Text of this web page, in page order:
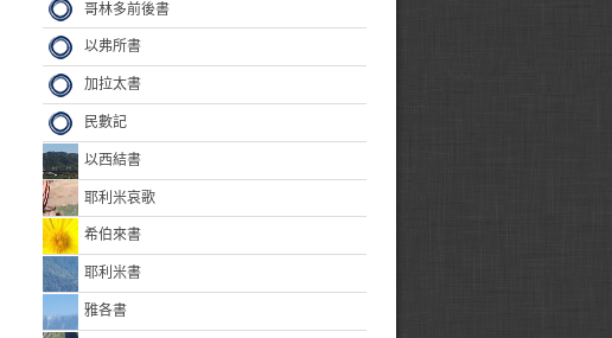
哥林多前後書
以弗所書
加拉太書
民數記
以西結書
耶利米哀歌
希伯來書
耶利米書
雅各書